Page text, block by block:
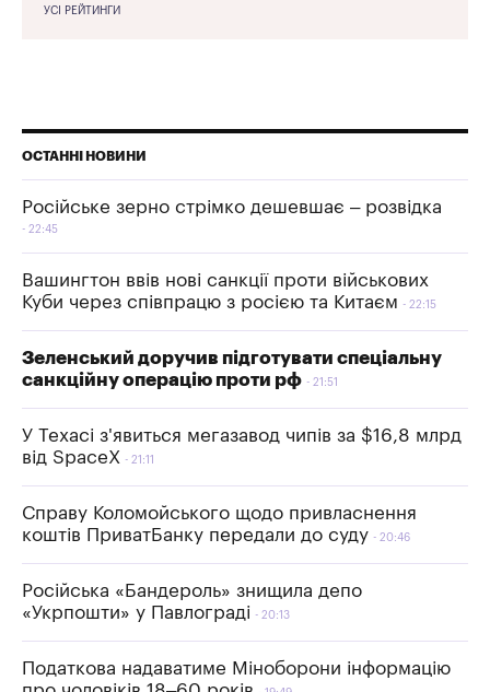
УСІ РЕЙТИНГИ
ОСТАННІ НОВИНИ
Російське зерно стрімко дешевшає – розвідка
22:45
Вашингтон ввів нові санкції проти військових
Куби через співпрацю з росією та Китаєм
22:15
Зеленський доручив підготувати спеціальну
санкційну операцію проти рф
21:51
У Техасі з'явиться мегазавод чипів за $16,8 млрд
від SpaceX
21:11
Справу Коломойського щодо привласнення
коштів ПриватБанку передали до суду
20:46
Російська «Бандероль» знищила депо
«Укрпошти» у Павлограді
20:13
Податкова надаватиме Міноборони інформацію